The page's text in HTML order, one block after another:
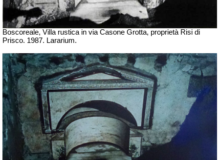
Boscoreale, Villa rustica in via Casone Grotta, proprietà Risi di
Prisco. 1987. Lararium.